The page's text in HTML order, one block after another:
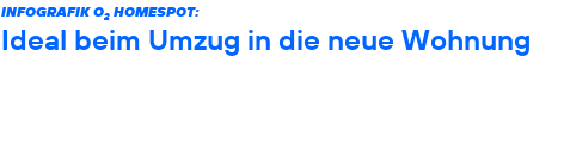
INFOGRAFIK O2 HOMESPOT:
Ideal beim Umzug in die neue Wohnung